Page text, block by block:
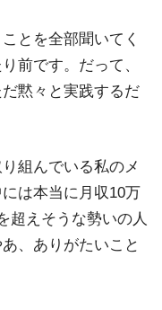
とを全部聞いてく
前です。だって、
黙々と実践するだ
組んでいる私のメ
は本当に月収10万
超えそうな勢いの人
、ありがたいこと